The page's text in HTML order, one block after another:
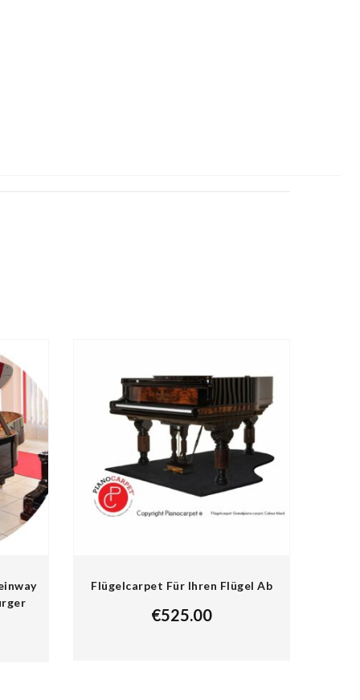
Flügelcarpet Für Ihren Flügel Ab
€525.00